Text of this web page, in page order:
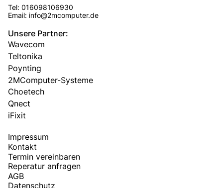
Tel: 016098106930
Email: info@2mcomputer.de
Unsere Partner:
Wavecom
Teltonika
Poynting
2MComputer-Systeme
Choetech
Qnect
iFixit
Impressum
Kontakt
Termin vereinbaren
Reperatur anfragen
AGB
Datenschutz